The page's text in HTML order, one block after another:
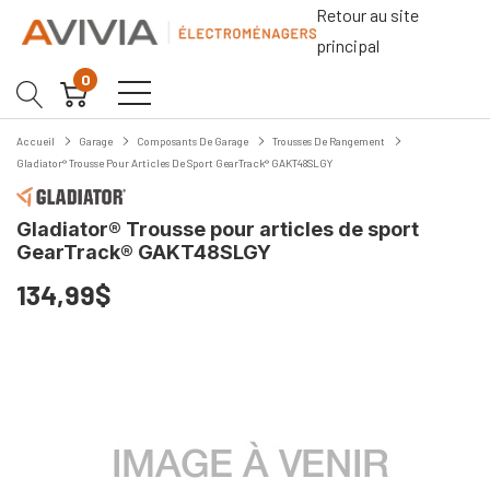
Retour au site
principal
0
Accueil Garage Composants De Garage
Trousses De Rangement
Gladiator® Trousse Pour Articles De Sport GearTrack® GAKT48SLGY
Gladiator® Trousse pour articles de sport
GearTrack® GAKT48SLGY
134,99$